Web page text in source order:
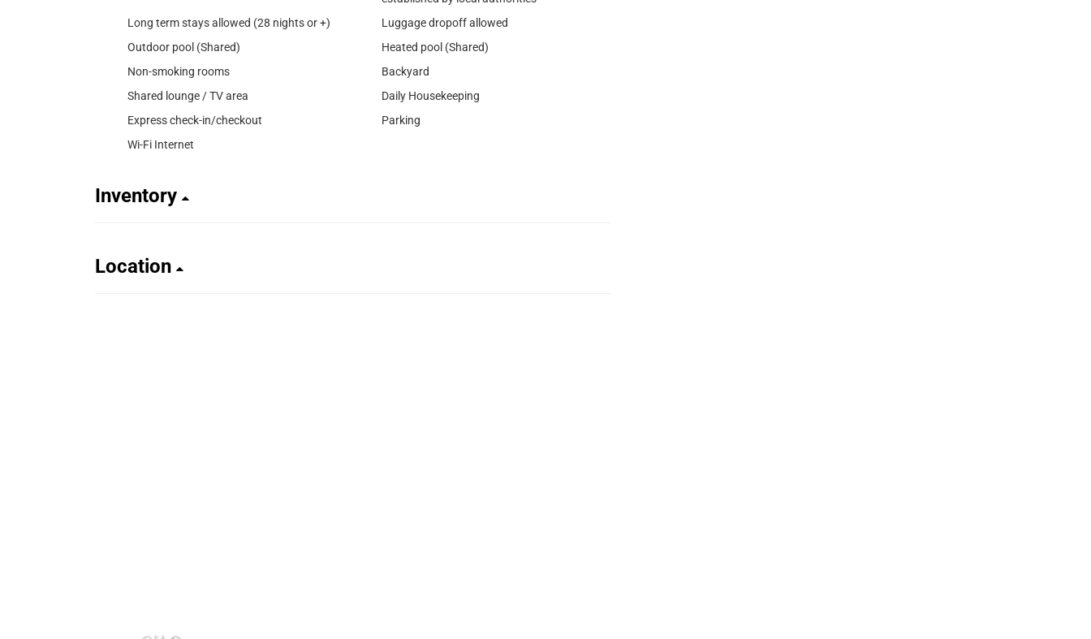
Long term stays allowed (28 nights or +)
Luggage dropoff allowed
Outdoor pool (Shared)
Heated pool (Shared)
Non-smoking rooms
Backyard
Shared lounge / TV area
Daily Housekeeping
Express check-in/checkout
Parking
Wi-Fi Internet
Inventory
Location